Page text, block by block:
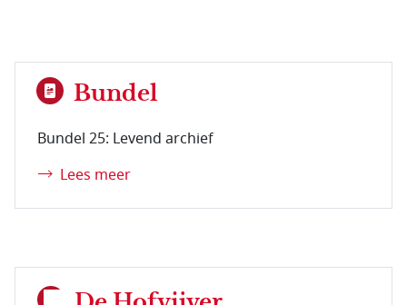
Bundel
Bundel 25: Levend archief
Lees meer